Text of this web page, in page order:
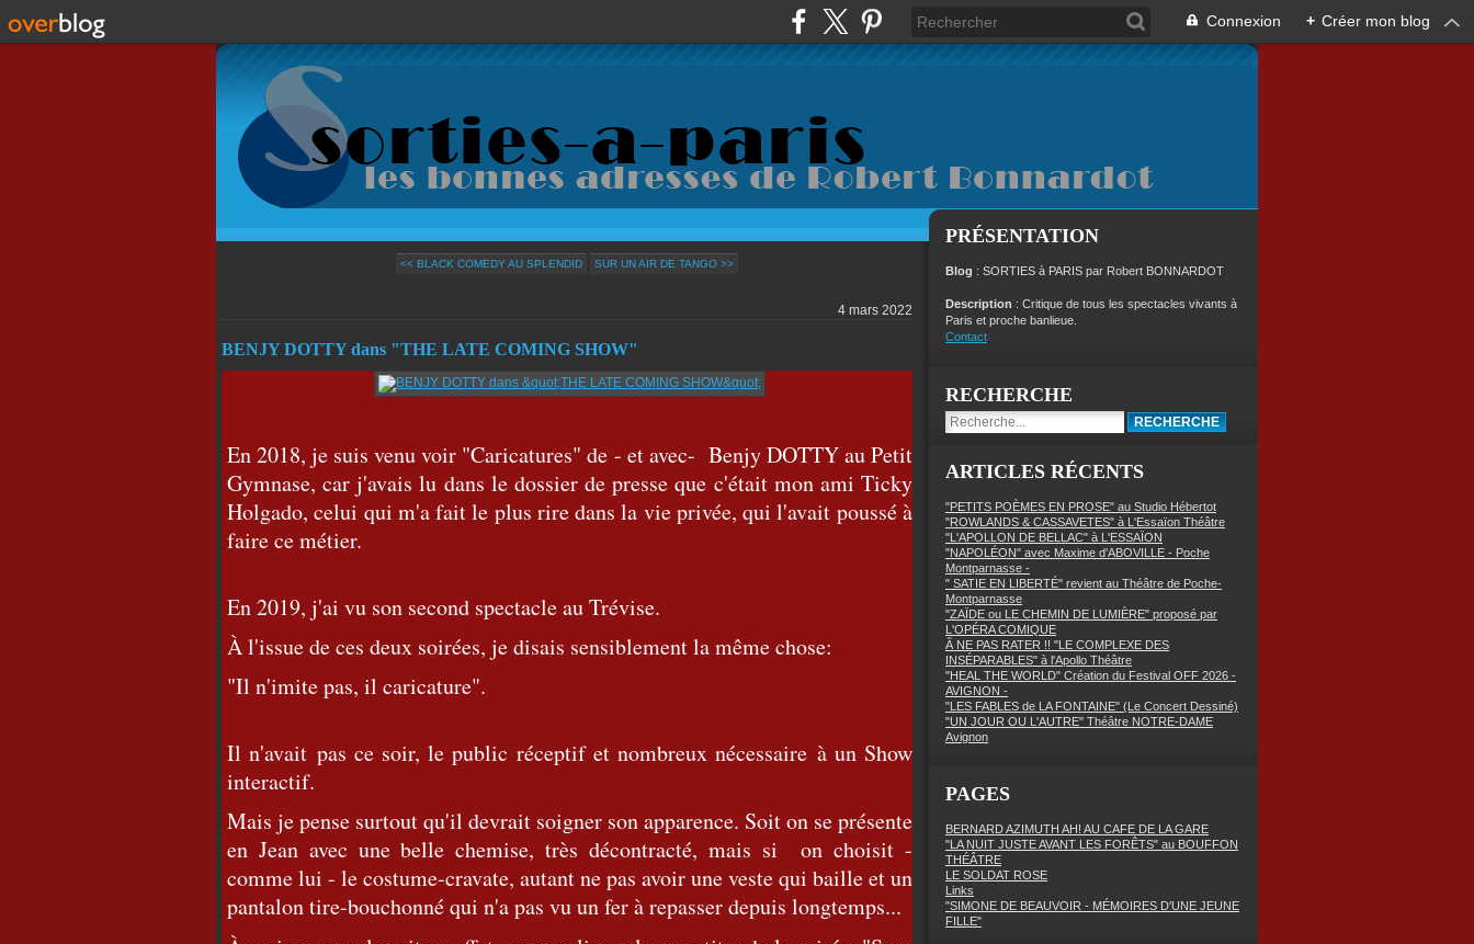
Connexion + Créer mon blog
<< BLACK COMEDY AU SPLENDID SUR UN AIR DE TANGO >>
4 mars 2022
BENJY DOTTY dans "THE LATE COMING SHOW"
En 2018, je suis venu voir "Caricatures" de - et avec- Benjy DOTTY au Petit
Gymnase, car j'avais lu dans le dossier de presse que c'était mon ami Ticky
Holgado, celui qui m'a fait le plus rire dans la vie privée, qui l'avait poussé à
faire ce métier.
En 2019, j'ai vu son second spectacle au Trévise.
À l'issue de ces deux soirées, je disais sensiblement la même chose:
"Il n'imite pas, il caricature".
Il n'avait pas ce soir, le public réceptif et nombreux nécessaire à un Show
interactif.
Mais je pense surtout qu'il devrait soigner son apparence. Soit on se présente
en Jean avec une belle chemise, très décontracté, mais si on choisit -
comme lui - le costume-cravate, autant ne pas avoir une veste qui baille et un
pantalon tire-bouchonné qui n'a pas vu un fer à repasser depuis longtemps...
PRÉSENTATION
Blog : SORTIES à PARIS par Robert BONNARDOT
Description : Critique de tous les spectacles vivants à
Paris et proche banlieue.
Contact
RECHERCHE
ARTICLES RÉCENTS
"PETITS POÈMES EN PROSE" au Studio Hébertot
"ROWLANDS & CASSAVETES" à L'Essaïon Théâtre
"L'APOLLON DE BELLAC" à L'ESSAÏON
"NAPOLÉON" avec Maxime d'ABOVILLE - Poche
Montparnasse -
" SATIE EN LIBERTÉ" revient au Théâtre de Poche-
Montparnasse
"ZAÏDE ou LE CHEMIN DE LUMIÈRE" proposé par
L'OPÉRA COMIQUE
Ã NE PAS RATER !! "LE COMPLEXE DES
INSÉPARABLES" à l'Apollo Théâtre
"HEAL THE WORLD" Création du Festival OFF 2026 -
AVIGNON -
"LES FABLES de LA FONTAINE" (Le Concert Dessiné)
"UN JOUR OU L'AUTRE" Théâtre NOTRE-DAME
Avignon
PAGES
BERNARD AZIMUTH AH! AU CAFE DE LA GARE
"LA NUIT JUSTE AVANT LES FORÊTS" au BOUFFON
THÉÂTRE
LE SOLDAT ROSE
Links
"SIMONE DE BEAUVOIR - MÉMOIRES D'UNE JEUNE
FILLE"